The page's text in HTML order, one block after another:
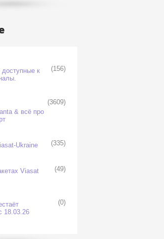
доступные к
(156)
& всё про
(3609)
Ukraine (335)
Viasat
(49)
18.03.26
(0)